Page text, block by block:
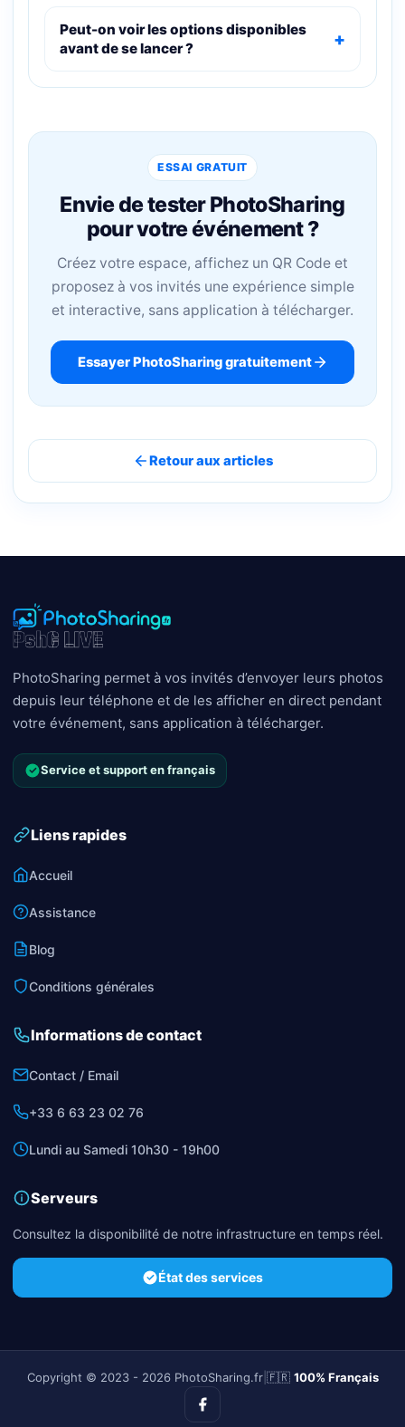
Peut-on voir les options disponibles
avant de se lancer ?
ESSAI GRATUIT
Envie de tester PhotoSharing
pour votre événement ?
Créez votre espace, affichez un QR Code et
proposez à vos invités une expérience simple
et interactive, sans application à télécharger.
Essayer PhotoSharing gratuitement
Retour aux articles
PhotoSharing permet à vos invités d’envoyer leurs photos
depuis leur téléphone et de les afficher en direct pendant
votre événement, sans application à télécharger.
Service et support en français
Liens rapides
Accueil
Assistance
Blog
Conditions générales
Informations de contact
Contact / Email
+33 6 63 23 02 76
Lundi au Samedi 10h30 - 19h00
Serveurs
Consultez la disponibilité de notre infrastructure en temps réel.
État des services
Copyright © 2023 - 2026 PhotoSharing.fr| 🇫🇷 100% Français